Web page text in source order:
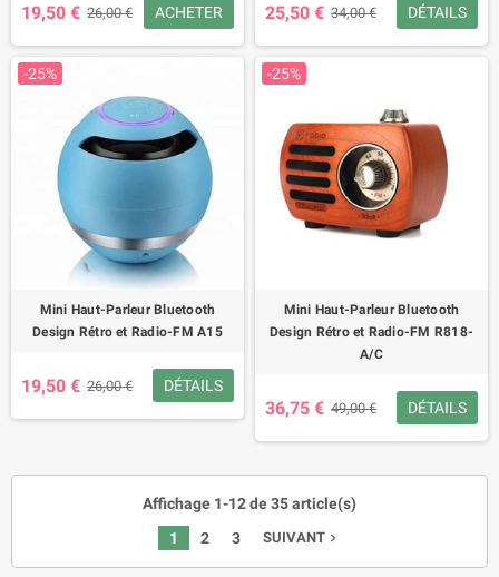
19,50 € 26,00 € ACHETER 25,50 € 34,00 € DÉTAILS
-25%
Mini Haut-Parleur Bluetooth
Design Rétro et Radio-FM A15
19,50 € 26,00 € DÉTAILS
-25%
Mini Haut-Parleur Bluetooth
Design Rétro et Radio-FM R818-
A/C
36,75 € 49,00 € DÉTAILS
Affichage 1-12 de 35 article(s)
1
2 3 SUIVANT navigate_next